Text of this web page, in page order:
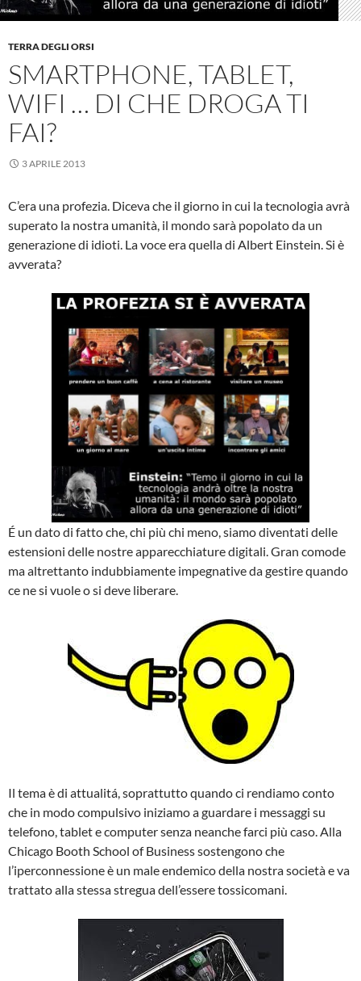
TERRA DEGLI ORSI
SMARTPHONE, TABLET,
WIFI … DI CHE DROGA TI
FAI?
3 APRILE 2013
C’era una profezia. Diceva che il giorno in cui la tecnologia avrà
superato la nostra umanità, il mondo sarà popolato da un
generazione di idioti. La voce era quella di Albert Einstein. Si è
avverata?
É un dato di fatto che, chi più chi meno, siamo diventati delle
estensioni delle nostre apparecchiature digitali. Gran comode
ma altrettanto indubbiamente impegnative da gestire quando
ce ne si vuole o si deve liberare.
Il tema è di attualitá, soprattutto quando ci rendiamo conto
che in modo compulsivo iniziamo a guardare i messaggi su
telefono, tablet e computer senza neanche farci più caso. Alla
Chicago Booth School of Business sostengono che
l’iperconnessione è un male endemico della nostra società e va
trattato alla stessa stregua dell’essere tossicomani.